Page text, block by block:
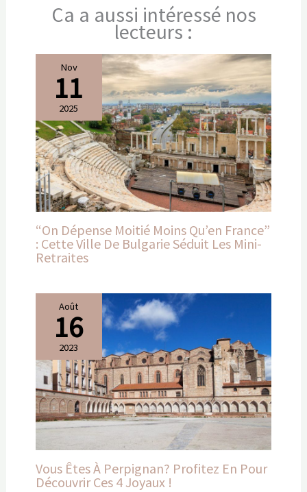
Ca a aussi intéressé nos
lecteurs :
Nov
11
2025
“On Dépense Moitié Moins Qu’en France”
: Cette Ville De Bulgarie Séduit Les Mini-
Retraites
Août
16
2023
Vous Êtes À Perpignan? Profitez En Pour
Découvrir Ces 4 Joyaux !